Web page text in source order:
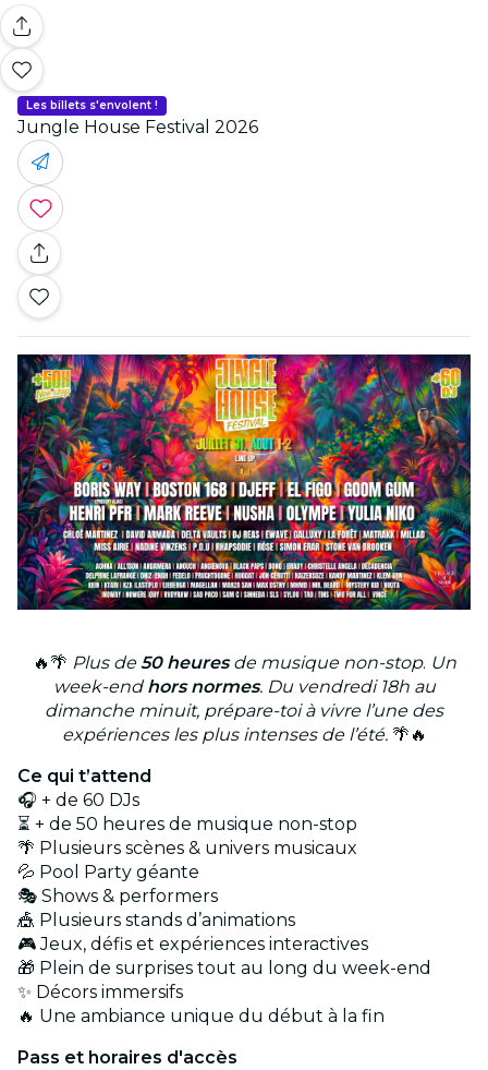
Les billets s'envolent !
Jungle House Festival 2026
🔥🌴 Plus de50 heuresde musique non-stop. Un
week-endhors normes. Du vendredi 18h au
dimanche minuit, prépare-toi à vivre l’une des
expériences les plus intenses de l’été. 🌴🔥
Ce qui t’attend
🎧 + de 60 DJs
⏳ + de 50 heures de musique non-stop
🌴 Plusieurs scènes & univers musicaux
💦 Pool Party géante
🎭 Shows & performers
🎪 Plusieurs stands d’animations
🎮 Jeux, défis et expériences interactives
🎁 Plein de surprises tout au long du week-end
✨ Décors immersifs
🔥 Une ambiance unique du début à la fin
Pass et horaires d'accès